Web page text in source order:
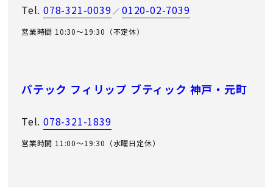
Tel. 078-321-0039 ／0120-02-7039
営業時間 10:30～19:30（不定休）
パテック フィリップ ブティック 神戸・元町
Tel. 078-321-1839
営業時間 11:00〜19:30（水曜日定休）